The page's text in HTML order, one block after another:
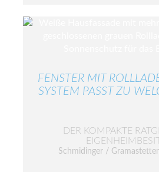
FENSTER MIT
SYSTEM PASST ZU
DER KOMPAKTE
Schmidinger /